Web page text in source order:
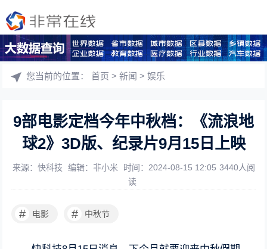
您当前的位置：首页 >新闻 >娱乐
9部电影定档今年中秋档：《流浪地
球2》3D版、纪录片9月15日上映
来源：快科技 编辑：非小米 时间：2024-08-15 12:05 3440人阅
读
# 电影 # 中秋节